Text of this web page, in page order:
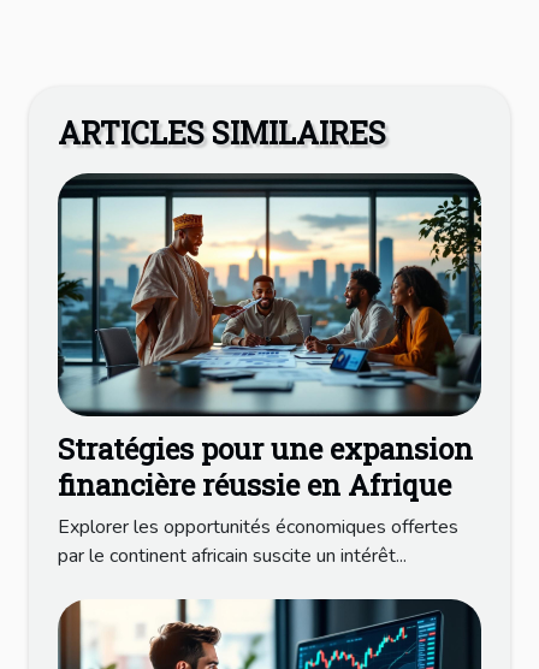
ARTICLES SIMILAIRES
Stratégies pour une expansion
financière réussie en Afrique
Explorer les opportunités économiques offertes
par le continent africain suscite un intérêt...